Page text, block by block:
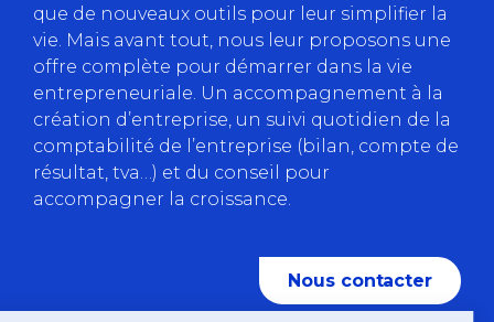
que de nouveaux outils pour leur simplifier la
vie. Mais avant tout, nous leur proposons une
offre complète pour démarrer dans la vie
entrepreneuriale. Un accompagnement à la
création d’entreprise, un suivi quotidien de la
comptabilité de l’entreprise (bilan, compte de
résultat, tva…) et du conseil pour
accompagner la croissance.
Nous contacter